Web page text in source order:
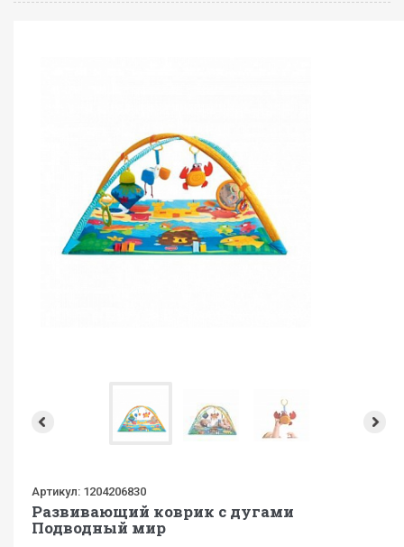
Артикул: 1204206830
Развивающий коврик с дугами
Подводный мир